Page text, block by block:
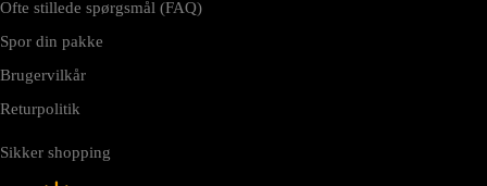
Ofte stillede spørgsmål (FAQ)
Spor din pakke
Brugervilkår
Returpolitik
Sikker shopping